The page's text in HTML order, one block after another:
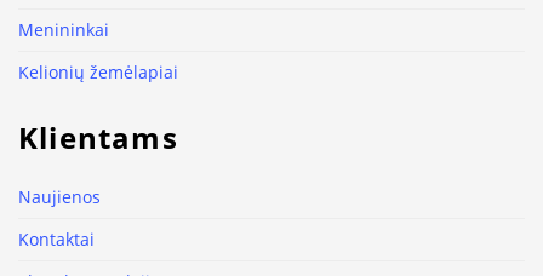
Menininkai
Kelionių žemėlapiai
Klientams
Naujienos
Kontaktai